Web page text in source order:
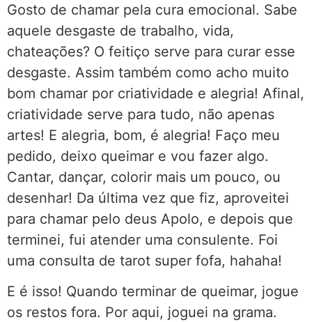
Gosto de chamar pela cura emocional. Sabe
aquele desgaste de trabalho, vida,
chateações? O feitiço serve para curar esse
desgaste. Assim também como acho muito
bom chamar por criatividade e alegria! Afinal,
criatividade serve para tudo, não apenas
artes! E alegria, bom, é alegria! Faço meu
pedido, deixo queimar e vou fazer algo.
Cantar, dançar, colorir mais um pouco, ou
desenhar! Da última vez que fiz, aproveitei
para chamar pelo deus Apolo, e depois que
terminei, fui atender uma consulente. Foi
uma consulta de tarot super fofa, hahaha!
E é isso! Quando terminar de queimar, jogue
os restos fora. Por aqui, joguei na grama.